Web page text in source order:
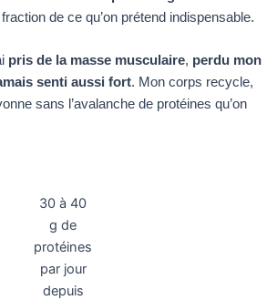
de ce qu’on prétend indispensable.
pris de la masse musculaire, perdu mon
senti aussi fort. Mon corps recycle,
sans l’avalanche de protéines qu’on
30 à 40
g de
protéines
par jour
depuis